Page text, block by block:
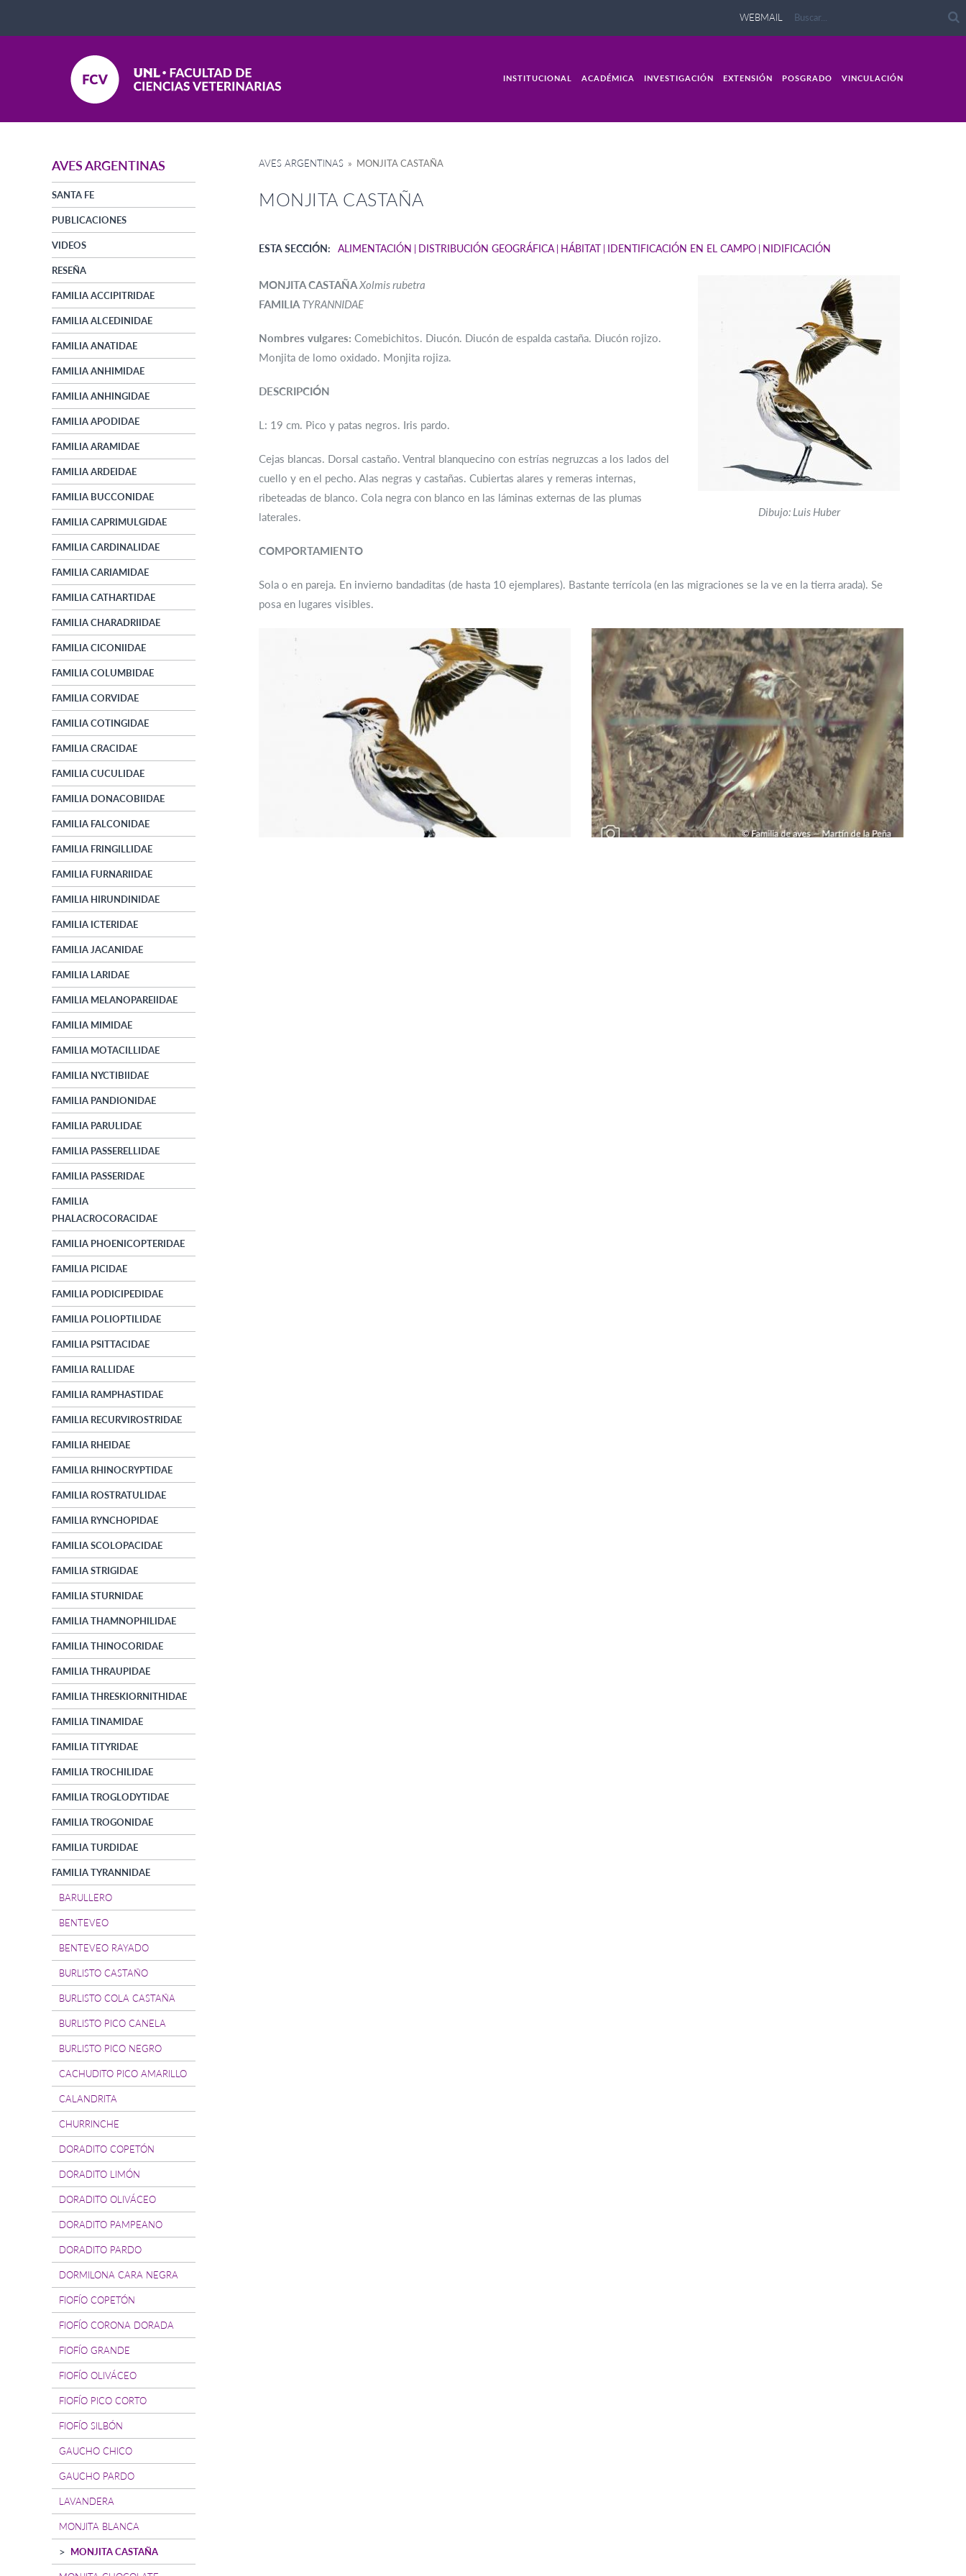
WEBMAIL
INSTITUCIONAL ACADÉMICA INVESTIGACIÓN EXTENSIÓN POSGRADO VINCULACIÓN
AVES ARGENTINAS
SANTA FE
PUBLICACIONES
VIDEOS
RESEÑA
FAMILIA ACCIPITRIDAE
FAMILIA ALCEDINIDAE
FAMILIA ANATIDAE
FAMILIA ANHIMIDAE
FAMILIA ANHINGIDAE
FAMILIA APODIDAE
FAMILIA ARAMIDAE
FAMILIA ARDEIDAE
FAMILIA BUCCONIDAE
FAMILIA CAPRIMULGIDAE
FAMILIA CARDINALIDAE
FAMILIA CARIAMIDAE
FAMILIA CATHARTIDAE
FAMILIA CHARADRIIDAE
FAMILIA CICONIIDAE
FAMILIA COLUMBIDAE
FAMILIA CORVIDAE
FAMILIA COTINGIDAE
FAMILIA CRACIDAE
FAMILIA CUCULIDAE
FAMILIA DONACOBIIDAE
FAMILIA FALCONIDAE
FAMILIA FRINGILLIDAE
FAMILIA FURNARIIDAE
FAMILIA HIRUNDINIDAE
FAMILIA ICTERIDAE
FAMILIA JACANIDAE
FAMILIA LARIDAE
FAMILIA MELANOPAREIIDAE
FAMILIA MIMIDAE
FAMILIA MOTACILLIDAE
FAMILIA NYCTIBIIDAE
FAMILIA PANDIONIDAE
FAMILIA PARULIDAE
FAMILIA PASSERELLIDAE
FAMILIA PASSERIDAE
FAMILIA
PHALACROCORACIDAE
FAMILIA PHOENICOPTERIDAE
FAMILIA PICIDAE
FAMILIA PODICIPEDIDAE
FAMILIA POLIOPTILIDAE
FAMILIA PSITTACIDAE
FAMILIA RALLIDAE
FAMILIA RAMPHASTIDAE
FAMILIA RECURVIROSTRIDAE
FAMILIA RHEIDAE
FAMILIA RHINOCRYPTIDAE
FAMILIA ROSTRATULIDAE
FAMILIA RYNCHOPIDAE
FAMILIA SCOLOPACIDAE
FAMILIA STRIGIDAE
FAMILIA STURNIDAE
FAMILIA THAMNOPHILIDAE
FAMILIA THINOCORIDAE
FAMILIA THRAUPIDAE
FAMILIA THRESKIORNITHIDAE
FAMILIA TINAMIDAE
FAMILIA TITYRIDAE
FAMILIA TROCHILIDAE
FAMILIA TROGLODYTIDAE
FAMILIA TROGONIDAE
FAMILIA TURDIDAE
FAMILIA TYRANNIDAE
BARULLERO
BENTEVEO
BENTEVEO RAYADO
BURLISTO CASTAÑO
BURLISTO COLA CASTAÑA
BURLISTO PICO CANELA
BURLISTO PICO NEGRO
CACHUDITO PICO AMARILLO
CALANDRITA
CHURRINCHE
DORADITO COPETÓN
DORADITO LIMÓN
DORADITO OLIVÁCEO
DORADITO PAMPEANO
DORADITO PARDO
DORMILONA CARA NEGRA
FIOFÍO COPETÓN
FIOFÍO CORONA DORADA
FIOFÍO GRANDE
FIOFÍO OLIVÁCEO
FIOFÍO PICO CORTO
FIOFÍO SILBÓN
GAUCHO CHICO
GAUCHO PARDO
LAVANDERA
MONJITA BLANCA
MONJITA CASTAÑA
AVES ARGENTINAS » MONJITA CASTAÑA
MONJITA CASTAÑA
ESTA SECCIÓN: ALIMENTACIÓN DISTRIBUCIÓN GEOGRÁFICA HÁBITAT IDENTIFICACIÓN EN EL CAMPO NIDIFICACIÓN
Dibujo: Luis Huber
MONJITA CASTAÑAXolmis rubetra
FAMILIA TYRANNIDAE
Nombres vulgares: Comebichitos. Diucón. Diucón de espalda castaña. Diucón rojizo.
Monjita de lomo oxidado. Monjita rojiza.
DESCRIPCIÓN
L: 19 cm. Pico y patas negros. Iris pardo.
Cejas blancas. Dorsal castaño. Ventral blanquecino con estrías negruzcas a los lados del
cuello y en el pecho. Alas negras y castañas. Cubiertas alares y remeras internas,
ribeteadas de blanco. Cola negra con blanco en las láminas externas de las plumas
laterales.
COMPORTAMIENTO
Sola o en pareja. En invierno bandaditas (de hasta 10 ejemplares). Bastante terrícola (en las migraciones se la ve en la tierra arada). Se
posa en lugares visibles.